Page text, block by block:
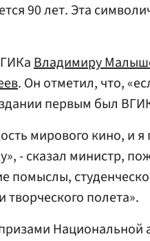
90 лет. Эта
Владимиру
. Он отметил, что,
первым был
мирового кино, и
- сказал министр,
помыслы,
творческого полета».
Национальной